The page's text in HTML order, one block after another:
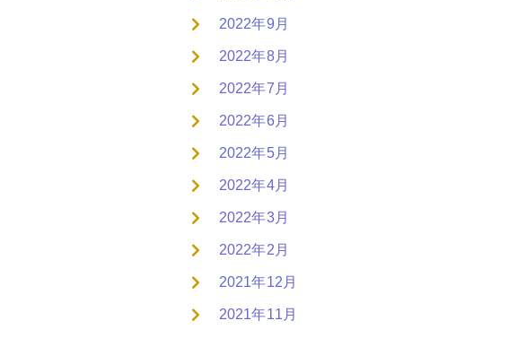
2022年9月
2022年8月
2022年7月
2022年6月
2022年5月
2022年4月
2022年3月
2022年2月
2021年12月
2021年11月